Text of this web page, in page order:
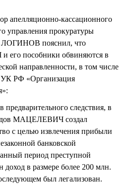
апелляционно-кассационного
управления прокуратуры
ЛОГИНОВ пояснил, что
пособники обвиняются в
направленности, в том числе
УК РФ «Организация
следствия, в
МАЦЕЛЕВИЧ создал
с целью извлечения прибыли
банковской
период преступной
в размере более 200 млн.
был легализован.